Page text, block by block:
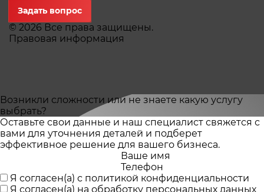
Задать вопрос
© 2026 Все права защищены.
Правовая информация
Возникли сложности или не знаете какую услугу
выбрать?
Оставьте свои данные и наш специалист свяжется с
вами для уточнения деталей и подберет
эффективное решение для вашего бизнеса.
Ваше имя
Телефон
Я согласен(а) с политикой конфиденциальности
Я согласен(а) на обработку персональных данных